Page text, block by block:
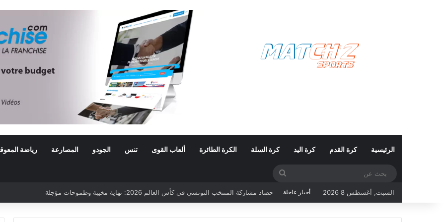
الرئيسية كرة القدم كرة اليد كرة السلة الكرة الطائرة ألعاب القوى تنس الجودو المصارعة رياضة
عن
السبت, أغسطس 8 2026 أخبار عاجلة حصاد مشاركة المنتخب التونسي في كأس العالم 2026: نهاية مخيبة وطموحات مؤجلة